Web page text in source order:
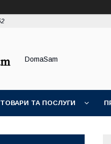
DomaSam
ТОВАРИ ТА ПОСЛУГИ